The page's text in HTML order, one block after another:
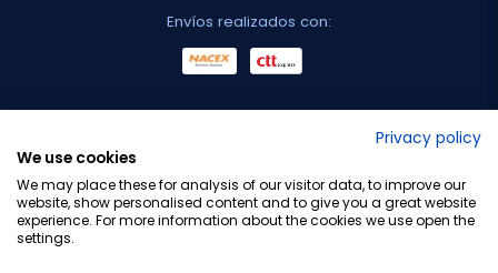
Envíos realizados con:
Privacy policy
We use cookies
We may place these for analysis of our visitor data, to improve our
website, show personalised content and to give you a great website
experience. For more information about the cookies we use open the
settings.